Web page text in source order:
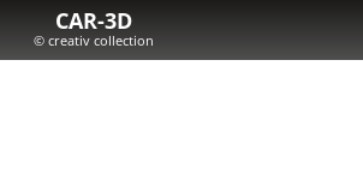
CAR-3D
© creativ collection